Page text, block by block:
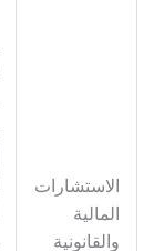
الاستشارات
المالية
والقانونية